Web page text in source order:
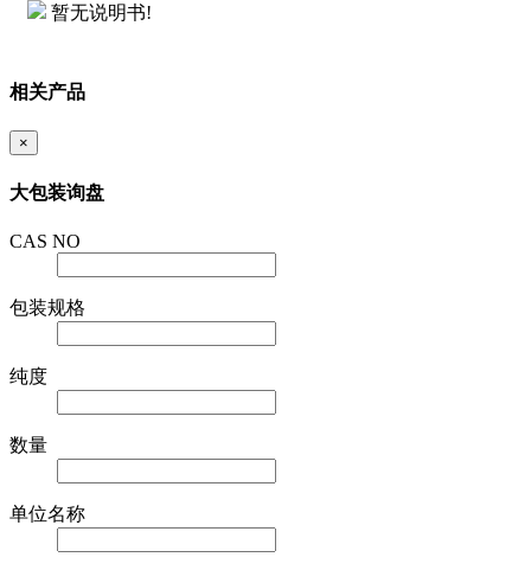
暂无说明书!
相关产品
×
大包装询盘
CAS NO
包装规格
纯度
数量
单位名称